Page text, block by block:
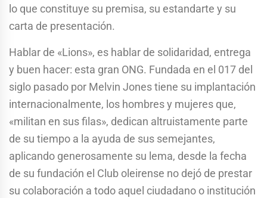
lo que constituye su premisa, su estandarte y su
carta de presentación.
Hablar de «Lions», es hablar de solidaridad, entrega
y buen hacer: esta gran ONG. Fundada en el 017 del
siglo pasado por Melvin Jones tiene su implantación
internacionalmente, los hombres y mujeres que,
«militan en sus filas», dedican altruistamente parte
de su tiempo a la ayuda de sus semejantes,
aplicando generosamente su lema, desde la fecha
de su fundación el Club oleirense no dejó de prestar
su colaboración a todo aquel ciudadano o institución